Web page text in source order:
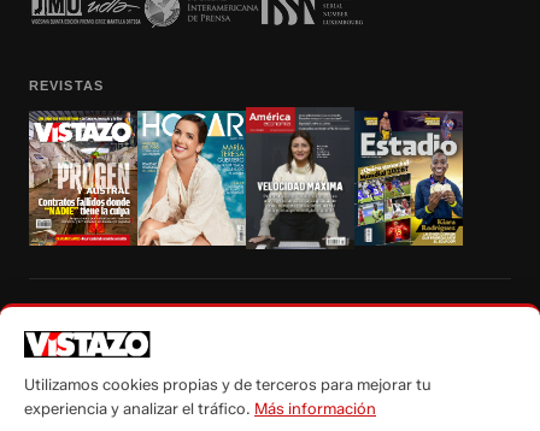
REVISTAS
autorización escrita de su titular, de todos los contenidos de Vistazo.com.
Utilizamos cookies propias y de terceros para mejorar tu
experiencia y analizar el tráfico. Más información